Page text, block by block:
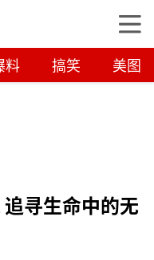
料 搞笑 美图
寻生命中的无